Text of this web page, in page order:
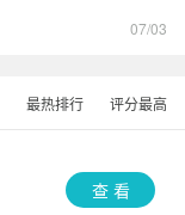
07/03
最热排行 评分最高
查 看